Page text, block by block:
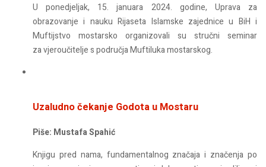
U ponedjeljak, 15. januara 2024. godine, Uprava za
obrazovanje i nauku Rijaseta Islamske zajednice u BiH i
Muftijstvo mostarsko organizovali su stručni seminar
za vjeroučitelje s područja Muftiluka mostarskog.
Uzaludno čekanje Godota u Mostaru
Piše: Mustafa Spahić
Knjigu pred nama, fundamentalnog značaja i značenja po